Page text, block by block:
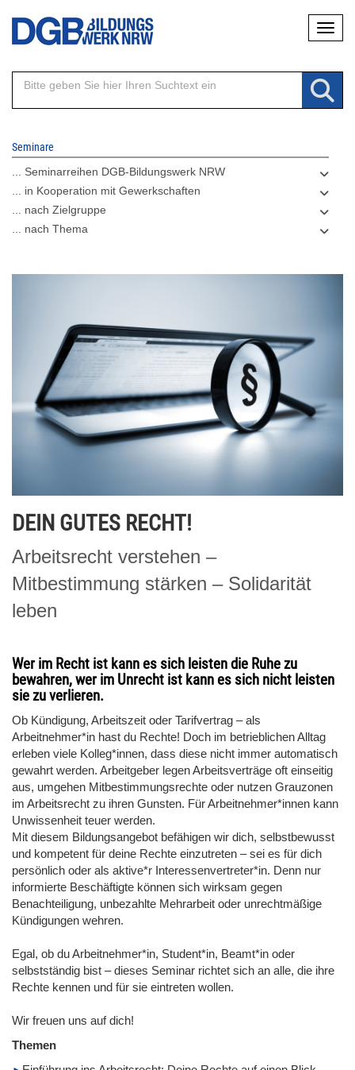
Direkt
Inhalt
Seminare
... Seminarreihen DGB-Bildungswerk NRW
... in Kooperation mit Gewerkschaften
... nach Zielgruppe
... nach Thema
DEIN GUTES RECHT!
Arbeitsrecht verstehen –
Mitbestimmung stärken – Solidarität
leben
Wer im Recht ist kann es sich leisten die Ruhe zu
bewahren, wer im Unrecht ist kann es sich nicht leisten
sie zu verlieren.
Ob Kündigung, Arbeitszeit oder Tarifvertrag – als
Arbeitnehmer*in hast du Rechte! Doch im betrieblichen Alltag
erleben viele Kolleg*innen, dass diese nicht immer automatisch
gewahrt werden. Arbeitgeber legen Arbeitsverträge oft einseitig
aus, umgehen Mitbestimmungsrechte oder nutzen Grauzonen
im Arbeitsrecht zu ihren Gunsten. Für Arbeitnehmer*innen kann
Unwissenheit teuer werden.
Mit diesem Bildungsangebot befähigen wir dich, selbstbewusst
und kompetent für deine Rechte einzutreten – sei es für dich
persönlich oder als aktive*r Interessenvertreter*in. Denn nur
informierte Beschäftigte können sich wirksam gegen
Benachteiligung, unbezahlte Mehrarbeit oder unrechtmäßige
Kündigungen wehren.
Egal, ob du Arbeitnehmer*in, Student*in, Beamt*in oder
selbstständig bist – dieses Seminar richtet sich an alle, die ihre
Rechte kennen und für sie eintreten wollen.
Wir freuen uns auf dich!
Themen